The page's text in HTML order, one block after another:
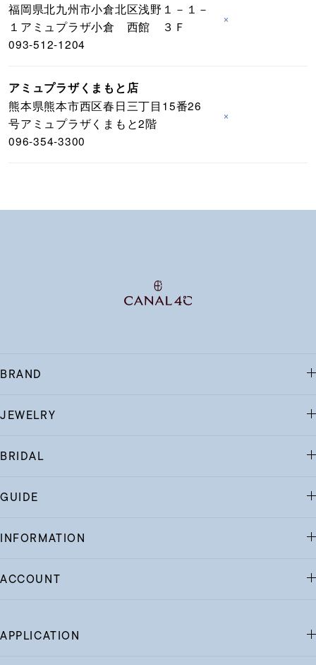
福岡県北九州市小倉北区浅野１－１－
１アミュプラザ小倉 西館 ３Ｆ
093-512-1204
×
アミュプラザくまもと店
熊本県熊本市西区春日三丁目15番26
号アミュプラザくまもと2階
096-354-3300
×
BRAND
JEWELRY
BRIDAL
GUIDE
INFORMATION
ACCOUNT
APPLICATION